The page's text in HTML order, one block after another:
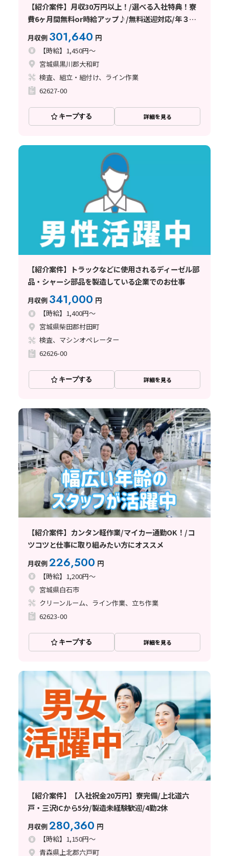
【紹介案件】月収30万円以上！/選べる入社特典！寮
費6ヶ月間無料or時給アップ♪/無料送迎対応/年３回
ミニボーナスも支給♪
月収例 301,640 円
【時給】1,450円～
宮城県黒川郡大和町
検査、組立・組付け、ライン作業
62627-00
キープする 詳細を見る
【紹介案件】トラックなどに使用されるディーゼル部
品・シャーシ部品を製造している企業でのお仕事
月収例 341,000 円
【時給】1,400円～
宮城県柴田郡村田町
検査、マシンオペレーター
62626-00
キープする 詳細を見る
【紹介案件】カンタン軽作業/マイカー通勤OK！/コ
ツコツと仕事に取り組みたい方にオススメ
月収例226,500 円
【時給】1,200円～
宮城県白石市
クリーンルーム、ライン作業、立ち作業
62623-00
キープする 詳細を見る
【紹介案件】【入社祝金20万円】寮完備/上北道六
戸・三沢ICから5分/製造未経験歓迎/4勤2休
月収例280,360 円
【時給】1,150円～
青森県上北郡六戸町